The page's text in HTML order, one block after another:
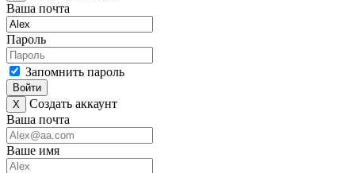
Ваша почта
Пароль
Запомнить пароль
Войти
X
Создать аккаунт
Ваша почта
Ваше имя